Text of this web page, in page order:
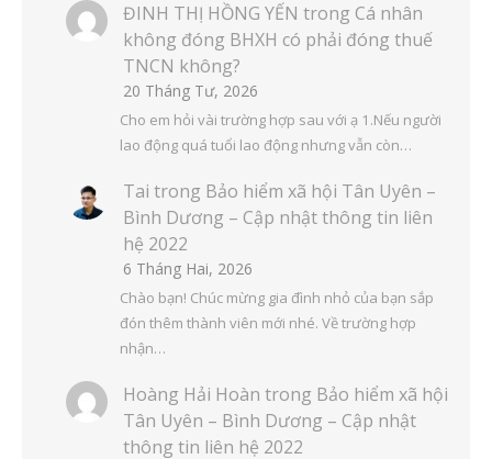
ĐINH THỊ HỒNG YẾN trong Cá nhân
không đóng BHXH có phải đóng thuế
TNCN không?
20 Tháng Tư, 2026
Cho em hỏi vài trường hợp sau với ạ 1.Nếu người
lao động quá tuổi lao động nhưng vẫn còn…
Tai trong Bảo hiểm xã hội Tân Uyên –
Bình Dương – Cập nhật thông tin liên
hệ 2022
6 Tháng Hai, 2026
Chào bạn! Chúc mừng gia đình nhỏ của bạn sắp
đón thêm thành viên mới nhé. Về trường hợp
nhận…
Hoàng Hải Hoàn trong Bảo hiểm xã hội
Tân Uyên – Bình Dương – Cập nhật
thông tin liên hệ 2022